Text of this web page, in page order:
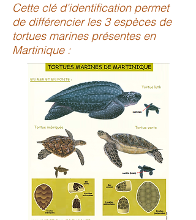
Cette clé d'identification permet
de différencier les 3 espèces de
tortues marines présentes en
Martinique :